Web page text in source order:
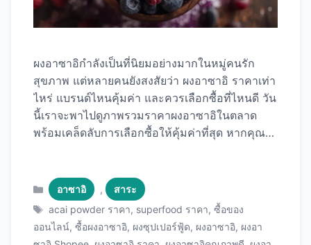
ผงอาซาอิกำลังเป็นที่นิยมอย่างมากในหมู่คนรัก
สุขภาพ แต่หลายคนยังสงสัยว่า ผงอาซาอิ ราคาเท่า
ไหร่ แบรนด์ไหนคุ้มค่า และควรเลือกซื้อที่ไหนดี วัน
นี้เราจะพาไปดูภาพรวมราคาผงอาซาอิในตลาด
พร้อมเคล็ดลับการเลือกซื้อให้คุ้มค่าที่สุด หากคุณ
ได้รับความนิยมสูงและมีราคาที่แข่งขันได้ ภาพรวม
ราคาผงอาซาอิในตลาดไทย ในปัจจุบัน ราคาผงอา
ซาอิในตลาดไทยมีความหลากหลายขึ้นอยู่กับ
แบรนด์ คุณภาพ และปริมาณ โดยทั่วไปราคาจะอยู่
Categories
อาซาอิ ,
สาระ
Tags
acai powder ราคา, superfood ราคา,ซื้อของ
ออนไลน์, ซื้อผงอาซาอิ, ผงซุปเปอร์ฟู้ด, ผงอาซาอิ, ผงอา